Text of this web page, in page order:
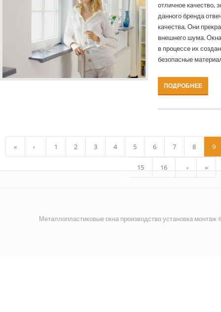
отличное качество,
данного бренда
качества. Они
внешнего шума.
в процессе их
безопасные
ПОДРОБНЕЕ
« ‹ 1 2 3 4 5 6 7 8 9
15 16 › »
Металлопластиковые окна производство установка